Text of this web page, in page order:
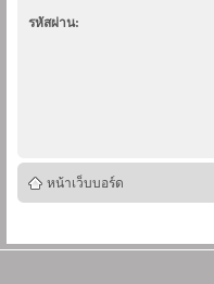
รหัสผ่าน:
หน้าเว็บบอร์ด